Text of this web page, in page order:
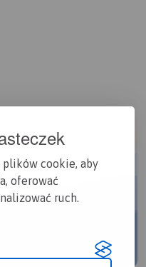
plików cookie, aby
oferować
ruch.